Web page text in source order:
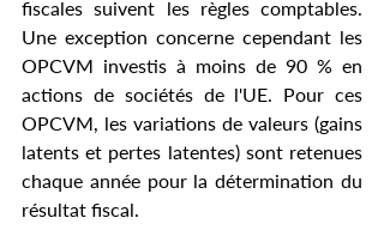
fiscales suivent les règles comptables.
Une exception concerne cependant les
OPCVM investis à moins de 90 % en
actions de sociétés de l'UE. Pour ces
OPCVM, les variations de valeurs (gains
latents et pertes latentes) sont retenues
chaque année pour la détermination du
résultat fiscal.